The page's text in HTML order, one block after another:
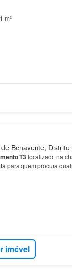
m²
Benavente, Distrito
T3localizado na
para quem procura
acesso direto a uma
imóvel